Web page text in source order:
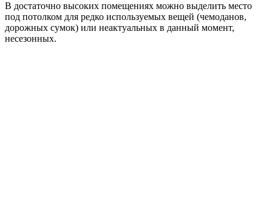
В достаточно высоких помещениях можно выделить место
под потолком для редко используемых вещей (чемоданов,
дорожных сумок) или неактуальных в данный момент,
несезонных.